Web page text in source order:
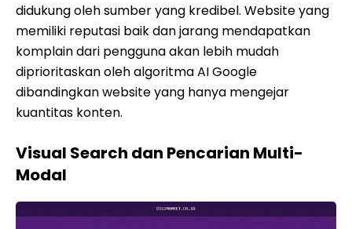
didukung oleh sumber yang kredibel. Website yang
memiliki reputasi baik dan jarang mendapatkan
komplain dari pengguna akan lebih mudah
diprioritaskan oleh algoritma AI Google
dibandingkan website yang hanya mengejar
kuantitas konten.
Visual Search dan Pencarian Multi-
Modal